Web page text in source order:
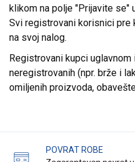
klikom na polje "Prijavite se"
Svi registrovani korisnici pre
na svoj nalog.
Registrovani kupci
neregistrovanih (npr. brže i
omiljenih proizvoda,
POVRAT ROBE